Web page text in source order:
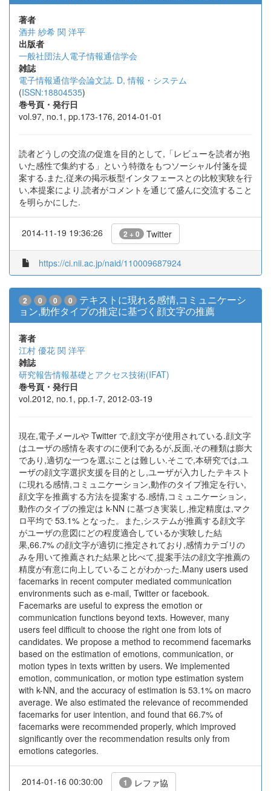
著者
酒井 紗希 関 洋平
出版者
一般社団法人電子情報通信学会
雑誌
電子情報通信学会論文誌. D, 情報・システム
(ISSN:18804535)
巻号頁・発行日
vol.97, no.1, pp.173-176, 2014-01-01
読者どうしの交流の促進を目的として,「レビューを読者が抱
いた感性で集約する」という特徴をもつソーシャル付箋を提
案する.また,従来の掲示板型インタフェースとの比較実験を行
い,本提案により,読者がコメントを通じて盛んに交流すること
を明らかにした.
2014-11-19 19:36:26 2 + 0 Twitter
https://ci.nii.ac.jp/naid/110009687924
2 0 0 0
テキストに現れる感情,コミュニケーシ
ョン,動作タイプの推定に基づく顔文字の推薦
著者
江村 優花 関 洋平
雑誌
研究報告情報基礎とアクセス技術(IFAT)
巻号頁・発行日
vol.2012, no.1, pp.1-7, 2012-03-19
現在,電子メールや Twitter で,顔文字が使用されている.顔文字
はユーザの感情を表すのに便利であるが,反面,その種類は膨大
であり,適切な一つを選ぶことは難しい.そこで,本研究では,ユ
ーザの顔文字選択支援を目的とし,ユーザが入力したテキスト
に現れる感情,コミュニケーション,動作のタイプ推定を行い,
顔文字を推薦する方法を提案する.感情,コミュニケーション,
動作のタイプの推定は k-NN に基づき実装し,推定精度は,マク
ロ平均で 53.1% となった。また,システムが推薦する顔文字
がユーザの意図にどの程度適合しているか実験した結
果,66.7% の顔文字が適切に推定されており,感情カテゴリの
みを用いて推薦された結果と比べて,提案手法の顔文字推薦の
精度が有意に向上していることがわかった.Many users used
facemarks in recent computer mediated communication
environments such as e-mail, Twitter or facebook.
Facemarks are useful to express the emotion or
communication functions beyond texts. However, many
users feel difficult to choose the right one from lots of
candidates. We propose a method to recommend facemarks
based on the estimation of emotions, communication, or
motion types in texts written by users. We implemented
emotion, communication, or motion type estimation system
with k-NN, and the accuracy of estimation is 53.1% on macro
average. We also estimated the relevance of recommended
facemarks for user intention, and found that 66.7% of
facemarks were recommended properly, which improved
significantly over the recommendation results only from
emotions categories.
2014-01-16 00:30:00 1 レファ協